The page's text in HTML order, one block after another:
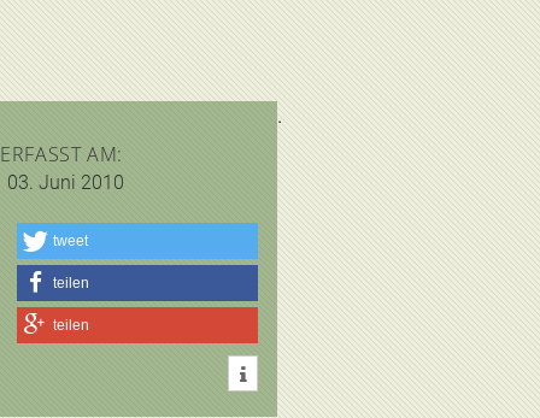
AM:
03. Juni 2010
tweet
teilen
teilen